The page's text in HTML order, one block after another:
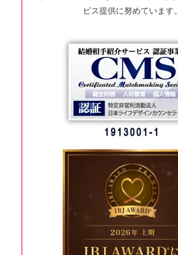
ビス提供に努めています。